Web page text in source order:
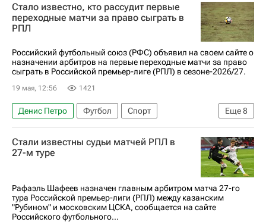
Стало известно, кто рассудит первые
переходные матчи за право сыграть в
РПЛ
Российский футбольный союз (РФС) объявил на своем сайте о
назначении арбитров на первые переходные матчи за право
сыграть в Российской премьер-лиге (РПЛ) в сезоне-2026/27.
19 мая, 12:56 1421
Еще8
Денис Петро Футбол
Спорт
Махачкала
Тольятти
Урал
Динамо Москва
Ротор
Кирилл Левников
РПЛ 2026-2027 (Чемпионат России по футболу)
Первая лига
Стали известны судьи матчей РПЛ в
27-м туре
Рафаэль Шафеев назначен главным арбитром матча 27-го
тура Российской премьер-лиги (РПЛ) между казанским
"Рубином" и московским ЦСКА, сообщается на сайте
Российского футбольного...